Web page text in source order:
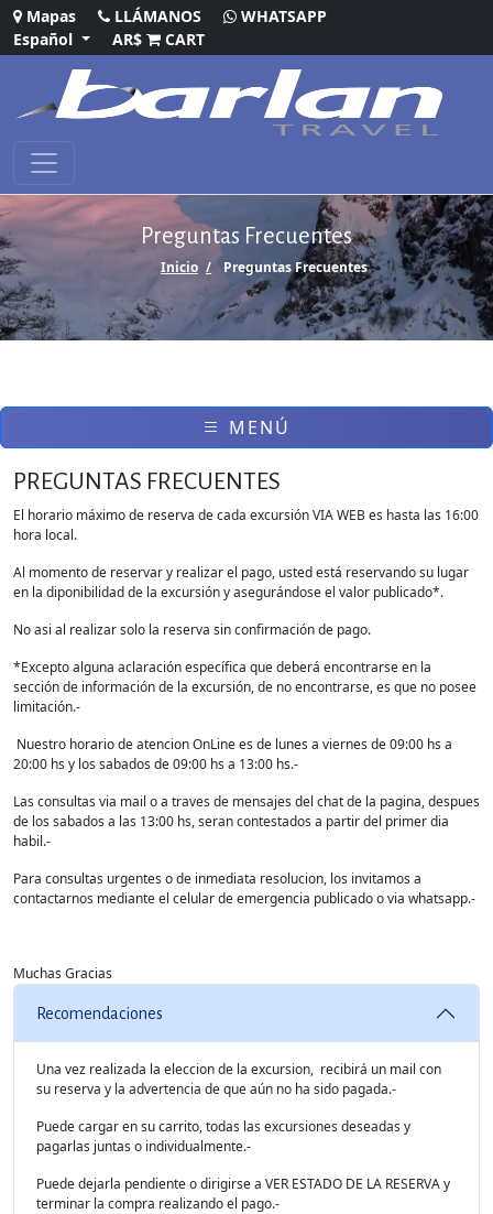
Mapas LLÁMANOS
WHATSAPP
Español
AR$ CART
Preguntas Frecuentes
Inicio Preguntas Frecuentes
MENÚ
PREGUNTAS FRECUENTES
El horario máximo de reserva de cada excursión VIA WEB es hasta las 16:00
hora local.
Al momento de reservar y realizar el pago, usted está reservando su lugar
en la diponibilidad de la excursión y asegurándose el valor publicado*.
No asi al realizar solo la reserva sin confirmación de pago.
*Excepto alguna aclaración específica que deberá encontrarse en la
sección de información de la excursión, de no encontrarse, es que no posee
limitación.-
Nuestro horario de atencion OnLine es de lunes a viernes de 09:00 hs a
20:00 hs y los sabados de 09:00 hs a 13:00 hs.-
Las consultas via mail o a traves de mensajes del chat de la pagina, despues
de los sabados a las 13:00 hs, seran contestados a partir del primer dia
habil.-
Para consultas urgentes o de inmediata resolucion, los invitamos a
contactarnos mediante el celular de emergencia publicado o via whatsapp.-
Muchas Gracias
Recomendaciones
Una vez realizada la eleccion de la excursion, recibirá un mail con
su reserva y la advertencia de que aún no ha sido pagada.-
Puede cargar en su carrito, todas las excursiones deseadas y
pagarlas juntas o individualmente.-
Puede dejarla pendiente o dirigirse a VER ESTADO DE LA RESERVA y
terminar la compra realizando el pago.-